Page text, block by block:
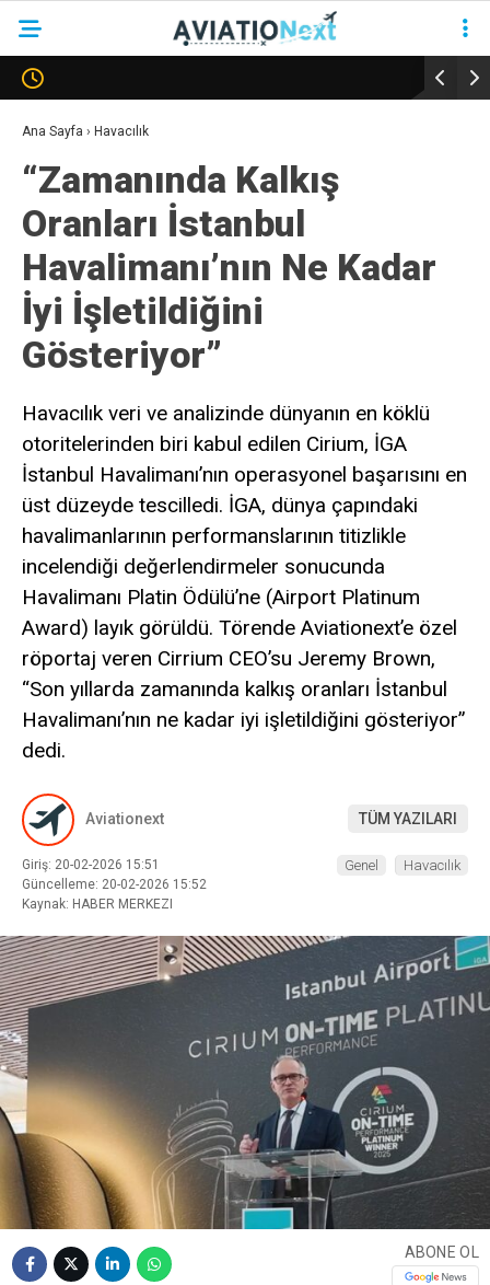
WhatsApp İhbar
Hattı
Instagram
Youtube
HAVACILIK
SAVUNMA
TURIZM
KADIN HAVACILAR
SÜRDÜRÜLEBILIRLIK
NEWS & INSIGHTS
Ana Sayfa › Havacılık
“Zamanında Kalkış
Oranları İstanbul
Havalimanı’nın Ne Kadar
İyi İşletildiğini
Gösteriyor”
Havacılık veri ve analizinde dünyanın en köklü
otoritelerinden biri kabul edilen Cirium, İGA
İstanbul Havalimanı’nın operasyonel başarısını en
üst düzeyde tescilledi. İGA, dünya çapındaki
havalimanlarının performanslarının titizlikle
incelendiği değerlendirmeler sonucunda
Havalimanı Platin Ödülü’ne (Airport Platinum
Award) layık görüldü. Törende Aviationext’e özel
röportaj veren Cirrium CEO’su Jeremy Brown,
“Son yıllarda zamanında kalkış oranları İstanbul
Havalimanı’nın ne kadar iyi işletildiğini gösteriyor”
dedi.
Aviationext TÜM YAZILARI
Giriş: 20-02-2026 15:51
Güncelleme: 20-02-2026 15:52
Kaynak: HABER MERKEZI
Genel Havacılık
ABONE OL